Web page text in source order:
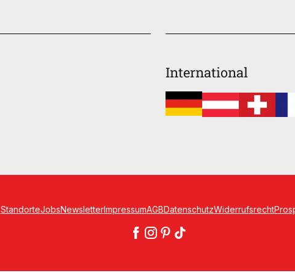
International
StandorteJobsNewsletterImpressumAGBDatenschutzWiderrufsrecht